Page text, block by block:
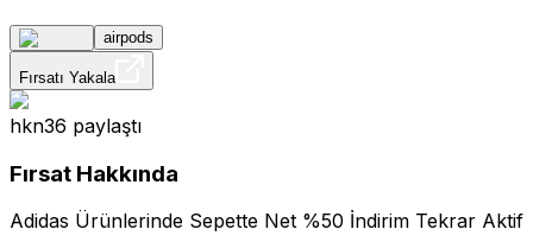
airpods
Fırsatı Yakala
hkn36 paylaştı
Fırsat Hakkında
Adidas Ürünlerinde Sepette Net %50 İndirim Tekrar Aktif